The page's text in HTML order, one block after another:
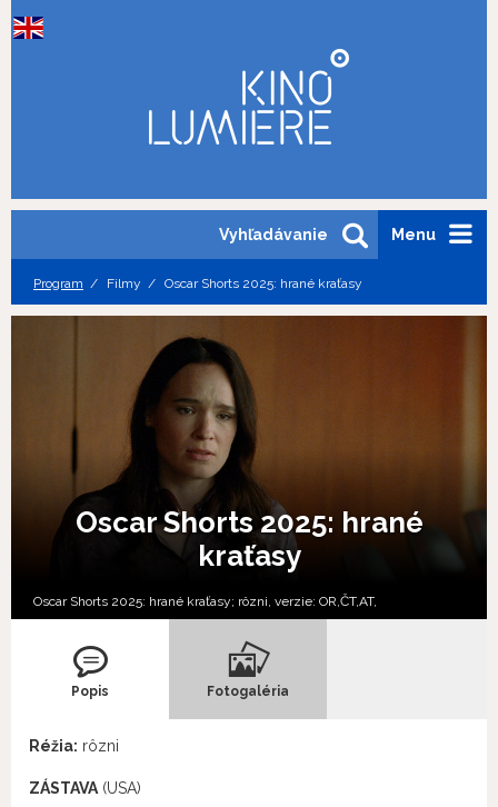
Menu
Vyhľadávanie
Program Filmy Oscar Shorts 2025: hrané kraťasy
Oscar Shorts 2025: hrané
kraťasy
Oscar Shorts 2025: hrané kraťasy; rôzni, verzie: OR, ČT,AT,
Popis Fotogaléria
Réžia: rôzni
ZÁSTAVA (USA)